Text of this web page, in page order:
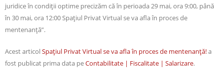
juridice în condiții optime precizăm că în perioada 29 mai, ora 9:00, până
în 30 mai, ora 12:00 Spațiul Privat Virtual se va afla în proces de
mentenanță”.
Acest articolSpațiul Privat Virtual se va afla în proces de mentenanță!a
fost publicat prima data peContabilitate | Fiscalitate | Salarizare.